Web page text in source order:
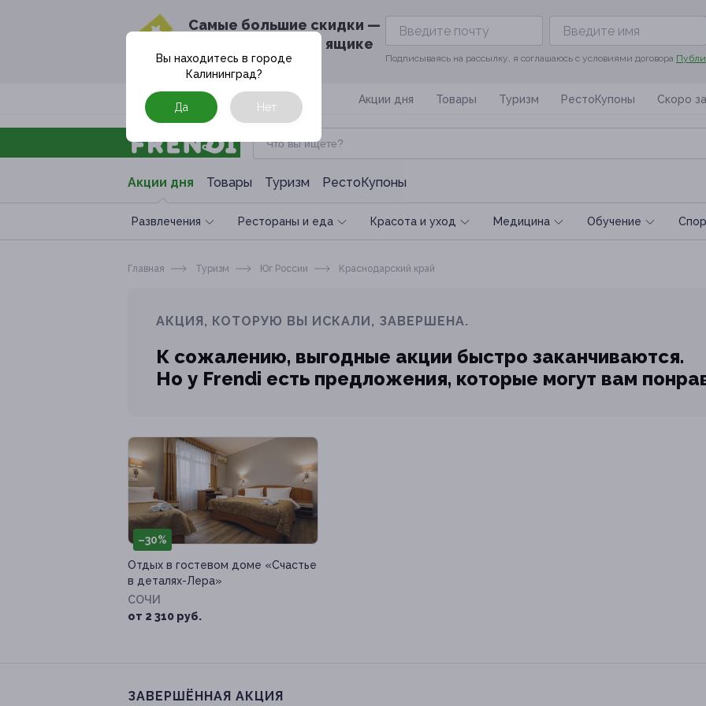
Cамые большие скидки —
в твоём почтовом ящике
Подписываясь на рассылку, я соглашаюсь с условиями договора
Москва Акции дня Товары Туризм РестоКупоны Скоро
Акции дня Товары Туризм РестоКупоны
Развлечения Рестораны и еда Красота и уход Медицина Обучение
Вы находитесь в городе
Калининград?
Да Нет
Главная Туризм Юг России Краснодарский край
АКЦИЯ, КОТОРУЮ ВЫ ИСКАЛИ, ЗАВЕРШЕНА.
К сожалению, выгодные акции быстро заканчиваются.
Но у Frendi есть предложения, которые могут вам
–30%
Отдых в гостевом доме «Счастье
в деталях-Лера»
СОЧИ
от 2 310 руб.
ЗАВЕРШЁННАЯ АКЦИЯ